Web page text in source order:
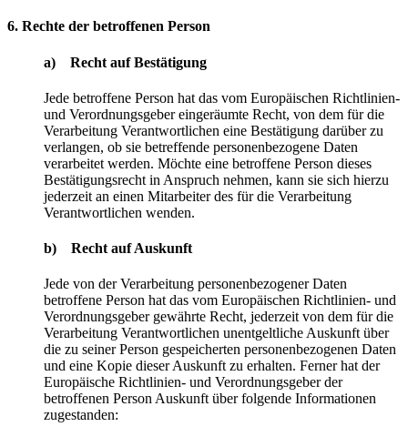
6. Rechte der betroffenen Person
a) Recht auf Bestätigung
Jede betroffene Person hat das vom Europäischen Richtlinien-
und Verordnungsgeber eingeräumte Recht, von dem für die
Verarbeitung Verantwortlichen eine Bestätigung darüber zu
verlangen, ob sie betreffende personenbezogene Daten
verarbeitet werden. Möchte eine betroffene Person dieses
Bestätigungsrecht in Anspruch nehmen, kann sie sich hierzu
jederzeit an einen Mitarbeiter des für die Verarbeitung
Verantwortlichen wenden.
b) Recht auf Auskunft
Jede von der Verarbeitung personenbezogener Daten
betroffene Person hat das vom Europäischen Richtlinien- und
Verordnungsgeber gewährte Recht, jederzeit von dem für die
Verarbeitung Verantwortlichen unentgeltliche Auskunft über
die zu seiner Person gespeicherten personenbezogenen Daten
und eine Kopie dieser Auskunft zu erhalten. Ferner hat der
Europäische Richtlinien- und Verordnungsgeber der
betroffenen Person Auskunft über folgende Informationen
zugestanden: